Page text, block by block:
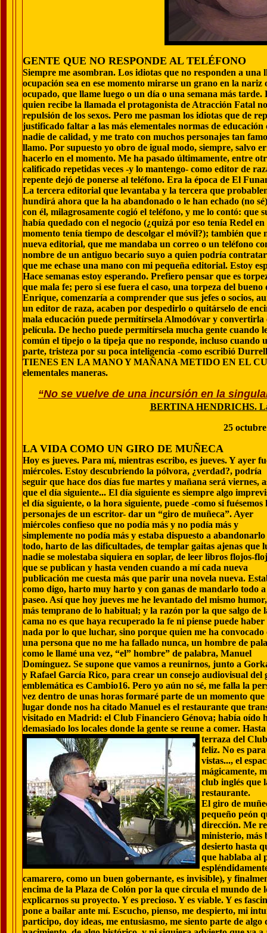
GENTE QUE NO RESPONDE AL TELÉFONO
Siempre me asombran. Los idiotas que no responden a
ocupación sea en ese momento mirarse un grano en la
ocupado, que llame luego o un día o una semana más
quien recibe la llamada el protagonista de Atracción Fatal
repulsión de los sexos. Pero me pasman los idiotas que de
justificado faltar a las más elementales normas de
nadie de calidad, y me trato con muchos personajes tan
llamo. Por supuesto yo obro de igual modo, siempre, salvo
hacerlo en el momento. Me ha pasado últimamente, entre
calificado repetidas veces -y lo mantengo- como editor de
repente dejó de ponerse al teléfono. Era la época de El
La tercera editorial que levantaba y la tercera que
hundirá ahora que la ha abandonado o le han echado (no
con él, milagrosamente cogió el teléfono, y me lo contó: que
había quedado con el negocio (¿quizá por eso tenía Redel en
momento tenía tiempo de descolgar el móvil?); también que
nueva editorial, que me mandaba un correo o un teléfono
nombre de un antiguo becario suyo a quien podría
que me echase una mano con mi pequeña editorial. Estoy
Hace semanas estoy esperando. Prefiero pensar que es
que mala fe; pero si ese fuera el caso, una torpeza del bueno
Enrique, comenzaría a comprender que sus jefes o socios,
un editor de raza, acaben por despedirlo o quitárselo de
mala educación puede permitírsela Almodóvar y convertirla
película. De hecho puede permitírsela mucha gente cuando
común el tipejo o la tipeja que no responde, incluso
parte, tristeza por su poca inteligencia -como escribió
TIENES EN LA MANO Y MAÑANA METIDO EN EL
elementales maneras.
“No se vuelve de una incursión en la
BERTINA HENDRICHS.
25
LA VIDA COMO UN GIRO DE MUÑECA
Hoy es jueves. Para mí, mientras escribo, es jueves. Y ayer
miércoles. Estoy descubriendo la pólvora, ¿verdad?, podría
seguir que hace dos días fue martes y mañana será viernes,
que el día siguiente... El día siguiente es siempre algo
el día siguiente, o la hora siguiente, puede -como si fuésemos
personajes de un escritor- dar un “giro de muñeca”. Ayer
miércoles confieso que no podía más y no podía más y
simplemente no podía más y estaba dispuesto a abandonarlo
todo, harto de las dificultades, de templar gaitas ajenas que
nadie se molestaba siquiera en soplar, de leer libros flojos-
que se publican y hasta venden cuando a mí cada nueva
publicación me cuesta más que parir una novela nueva.
como digo, harto muy harto y con ganas de mandarlo todo a
paseo. Así que hoy jueves me he levantado del mismo
más temprano de lo habitual; y la razón por la que salgo de
cama no es que haya recuperado la fe ni piense puede haber
nada por lo que luchar, sino porque quien me ha convocado
una persona que no me ha fallado nunca, un hombre de
como le llamé una vez, “el” hombre” de palabra, Manuel
Domínguez. Se supone que vamos a reunirnos, junto a
y Rafael García Rico, para crear un consejo audiovisual
emblemática es Cambio16. Pero yo aún no sé, me falla la
vez dentro de unas horas formaré parte de un momento
lugar donde nos ha citado Manuel es el restaurante que
visitado en Madrid: el Club Financiero Génova; había oído
demasiado los locales donde la gente se reune a comer.
terraza del
feliz. No es
vistas..., el
mágicamente,
club inglés que
restaurante.
El giro de
pequeño peón
dirección. Me
ministerio, más
desierto hasta
que hablaba al
camarero, como un buen gobernante, es invisible), y
encima de la Plaza de Colón por la que circula el mundo de
explicarnos su proyecto. Y es precioso. Y es viable. Y es
pone a bailar ante mí. Escucho, pienso, me despierto, mi
participo, doy ideas, me entusiasmo, me siento parte de